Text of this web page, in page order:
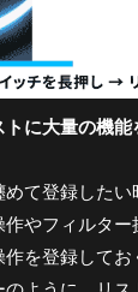
トに大量の機
て登録した
やフィルタ
作を登録して